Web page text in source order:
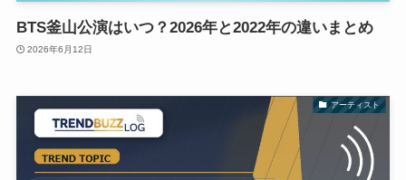
BTS釜山公演はいつ？2026年と2022年の違いまとめ
2026年6月12日
アーティスト